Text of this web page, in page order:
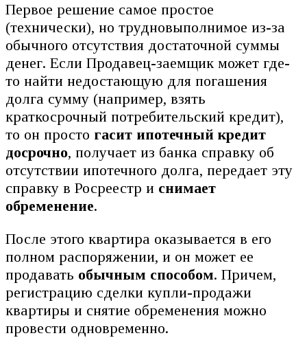
Первое решение самое простое
(технически), но трудновыполнимое из-за
обычного отсутствия достаточной суммы
денег. Если Продавец-заемщик может где-
то найти недостающую для погашения
долга сумму (например, взять
краткосрочный потребительский кредит),
то он просто гасит ипотечный кредит
досрочно, получает из банка справку об
отсутствии ипотечного долга, передает эту
справку в Росреестр и снимает
обременение.
После этого квартира оказывается в его
полном распоряжении, и он может ее
продавать обычным способом. Причем,
регистрацию сделки купли-продажи
квартиры и снятие обременения можно
провести одновременно.